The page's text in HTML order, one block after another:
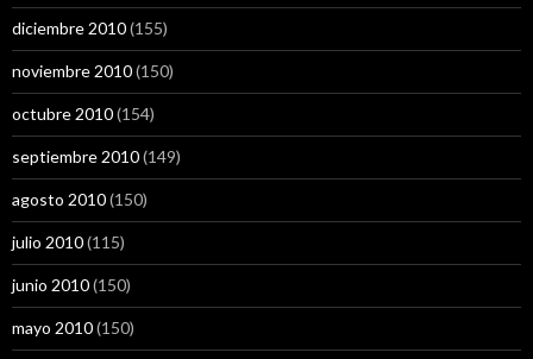
diciembre 2010(155)
noviembre 2010(150)
octubre 2010(154)
septiembre 2010(149)
agosto 2010(150)
julio 2010(115)
junio 2010(150)
mayo 2010(150)